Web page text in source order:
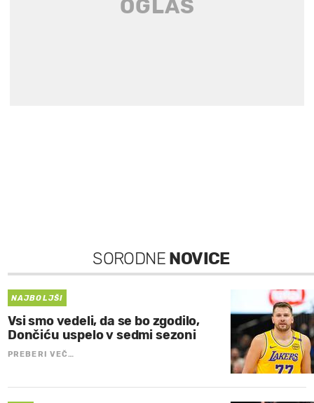
SORODNE NOVICE
NAJBOLJŠI
Vsi smo vedeli, da se bo zgodilo,
Dončiću uspelo v sedmi sezoni
PREBERI VEČ…